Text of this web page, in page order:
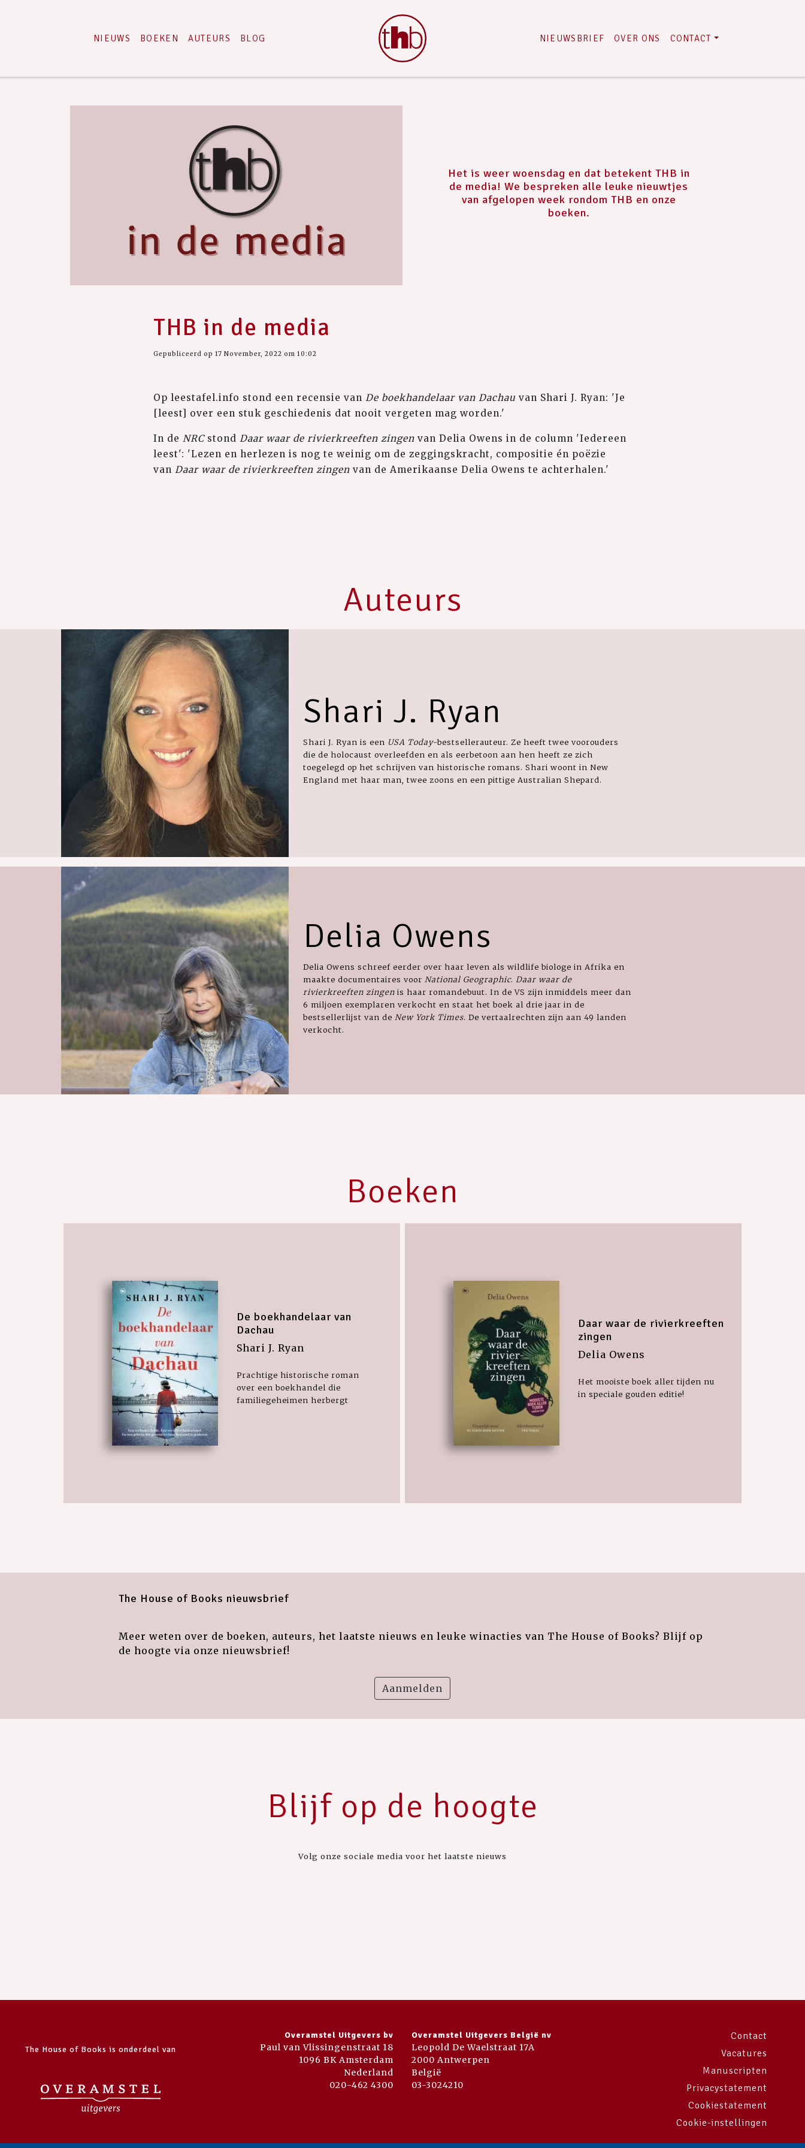
NIEUWS BOEKEN AUTEURS BLOG NIEUWSBRIEF OVER ONS CONTACT
Het is weer woensdag en dat betekent THB in
de media! We bespreken alle leuke nieuwtjes
van afgelopen week rondom THB en onze
boeken.
THB in de media
Gepubliceerd op 17 November, 2022 om 10:02
Op leestafel.info stond een recensie van De boekhandelaar van Dachauvan Shari J. Ryan: 'Je
[leest] over een stuk geschiedenis dat nooit vergeten mag worden.'
In de NRCstond Daar waar de rivierkreeften zingen van Delia Owens in de column 'Iedereen
leest': 'Lezen en herlezen is nog te weinig om de zeggingskracht, compositie én poëzie
van Daar waar de rivierkreeften zingen van de Amerikaanse Delia Owens te achterhalen.'
Auteurs
Shari J. Ryan
Shari J. Ryan is een USA Today-bestsellerauteur. Ze heeft twee voorouders
die de holocaust overleefden en als eerbetoon aan hen heeft ze zich
toegelegd op het schrijven van historische romans. Shari woont in New
England met haar man, twee zoons en een pittige Australian Shepard.
Delia Owens
Delia Owens schreef eerder over haar leven als wildlife biologe in Afrika en
maakte documentaires voor National Geographic. Daar waar de
rivierkreeften zingen is haar romandebuut. In de VS zijn inmiddels meer dan
6 miljoen exemplaren verkocht en staat het boek al drie jaar in de
bestsellerlijst van de New York Times. De vertaalrechten zijn aan 49 landen
verkocht.
Boeken
De boekhandelaar van
Dachau
Shari J. Ryan
Prachtige historische roman
over een boekhandel die
familiegeheimen herbergt
Daar waar de rivierkreeften
zingen
Delia Owens
Het mooiste boek aller tijden nu
in speciale gouden editie!
The House of Books nieuwsbrief
Meer weten over de boeken, auteurs, het laatste nieuws en leuke winacties van The House of Books? Blijf op
de hoogte via onze nieuwsbrief!
Aanmelden
Blijf op de hoogte
Volg onze sociale media voor het laatste nieuws
The House of Books is onderdeel van
Overamstel Uitgevers bv
Paul van Vlissingenstraat 18
1096 BK Amsterdam
Nederland
020-462 4300
Overamstel Uitgevers België nv
Leopold De Waelstraat 17A
2000 Antwerpen
België
03-3024210
Contact
Vacatures
Manuscripten
Privacystatement
Cookiestatement
Cookie-instellingen